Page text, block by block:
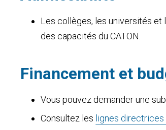
Les collèges, les universités et
des capacités du CATON.
Financement et
Vous pouvez demander une
Consultez les lignes directrices